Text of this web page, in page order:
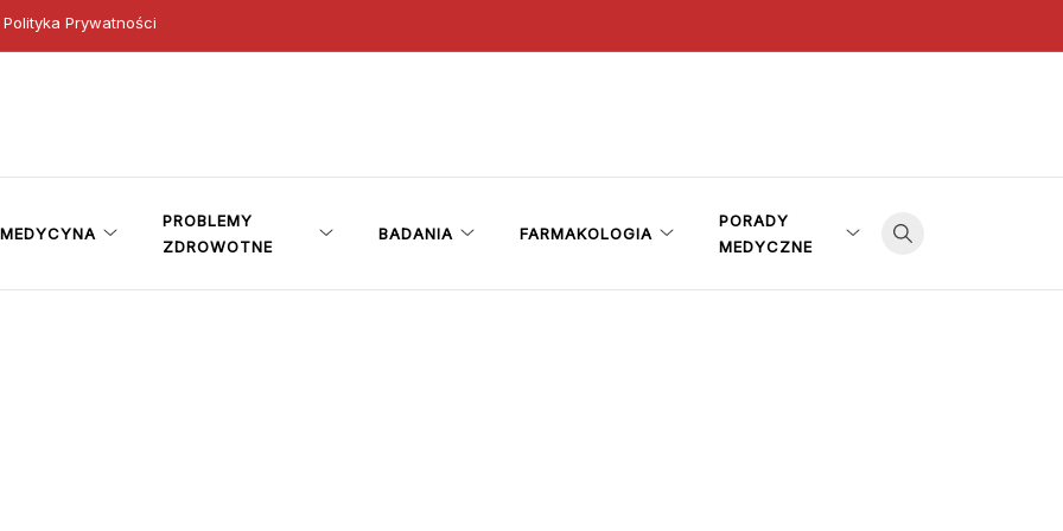
Polityka Prywatności
MEDYCYNA
PROBLEMY
ZDROWOTNE
BADANIA FARMAKOLOGIA
PORADY
MEDYCZNE